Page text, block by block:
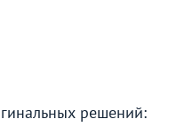
решений: